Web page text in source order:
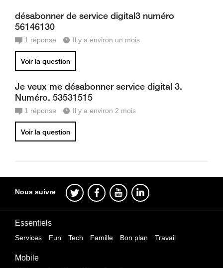
désabonner de service digital3 numéro
56146130
1 réponse Il y a environ un mois
Voir la question
Je veux me désabonner service digital 3.
Numéro. 53531515
1 réponse Il y a environ 2 mois
Voir la question
Nous suivre
Essentiels
Services Fun Tech Famille Bon plan Travail
Mobile